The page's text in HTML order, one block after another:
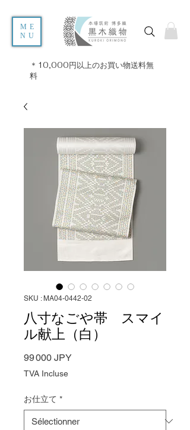
ME
NU
＊10,000円以上のお買い物送料無
料
SKU : MA04-0442‐02
八寸なごや帯 スマイ
ル献上（白）
99 000 JPYPrix
TVA Incluse
お仕立て *